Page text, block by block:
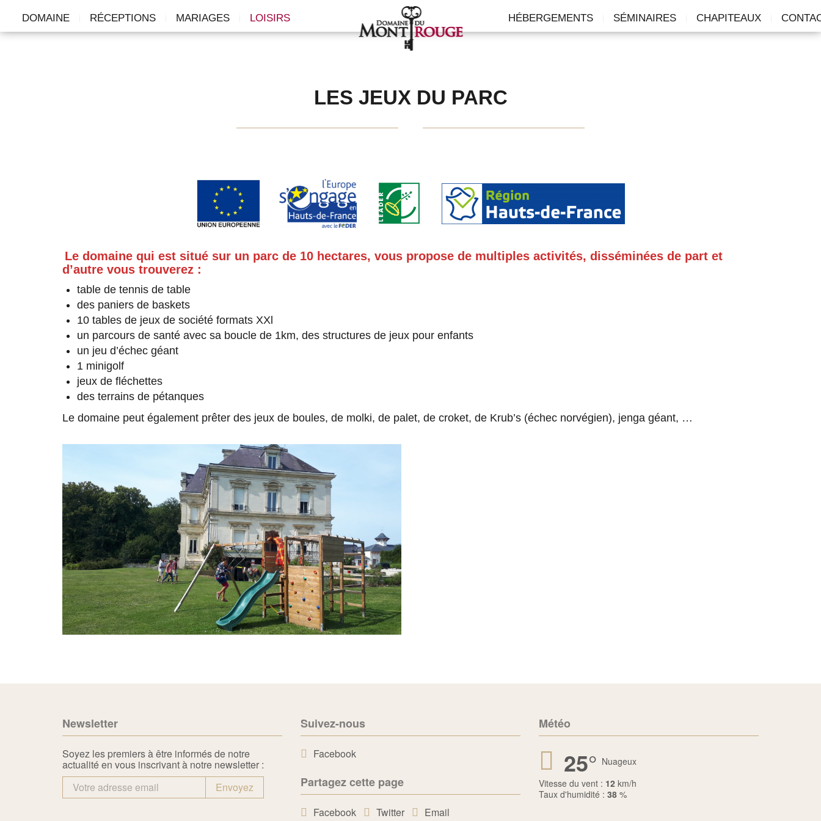
DOMAINE RÉCEPTIONS MARIAGES LOISIRS HÉBERGEMENTS SÉMINAIRES CHAPITEAUX
LES JEUX DU PARC
Le domaine qui est situé sur un parc de 10 hectares, vous propose de multiples activités, disséminées de part et
d’autre vous trouverez :
table de tennis de table
des paniers de baskets
10 tables de jeux de société formats XXl
un parcours de santé avec sa boucle de 1km, des structures de jeux pour enfants
un jeu d’échec géant
1 minigolf
jeux de fléchettes
des terrains de pétanques
Le domaine peut également prêter des jeux de boules, de molki, de palet, de croket, de Krub’s (échec norvégien), jenga géant, …
Newsletter
Soyez les premiers à être informés de notre
actualité en vous inscrivant à notre newsletter :
Suivez-nous
Facebook
Partagez cette page
Facebook Twitter Email
Météo
25° Nuageux
Vitesse du vent : 12 km/h
Taux d'humidité : 38 %